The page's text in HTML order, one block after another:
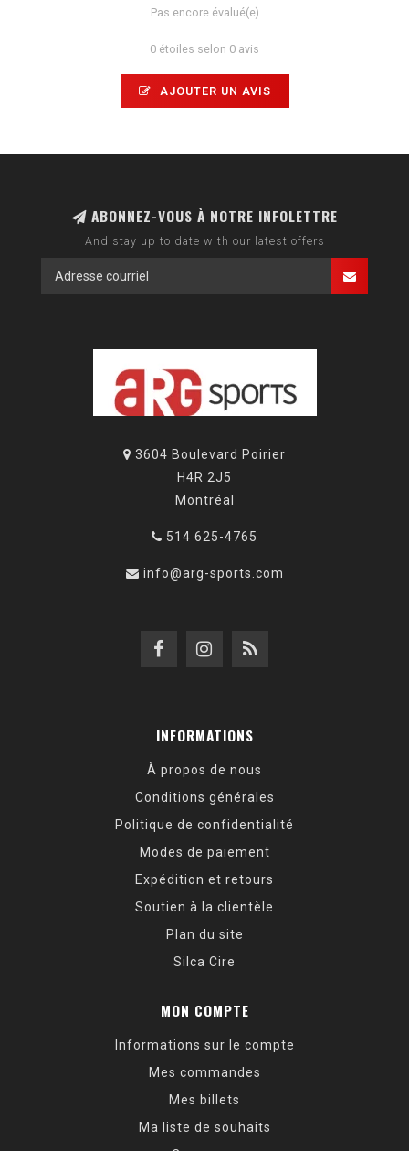
Pas encore évalué(e)
0 étoiles selon 0 avis
AJOUTER UN AVIS
ABONNEZ-VOUS À NOTRE INFOLETTRE
And stay up to date with our latest offers
3604 Boulevard Poirier
H4R 2J5
Montréal
514 625-4765
info@arg-sports.com
INFORMATIONS
À propos de nous
Conditions générales
Politique de confidentialité
Modes de paiement
Expédition et retours
Soutien à la clientèle
Plan du site
Silca Cire
MON COMPTE
Informations sur le compte
Mes commandes
Mes billets
Ma liste de souhaits